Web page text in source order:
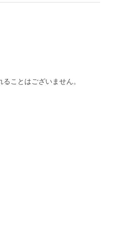
ことはございません。